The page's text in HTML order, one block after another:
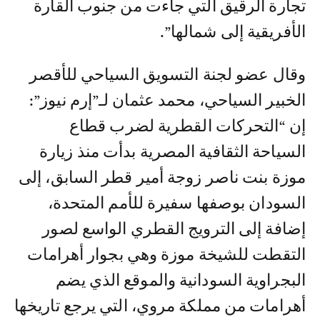
تجارة الرقيق التي جاءت من جنوب القارة
الأفريقية إلى شمالها”.
وقال عضو لجنة التسويق السياحي للأقصر
الخبير السياحي، محمد عثمان لـ”إرم نيوز”:
إن “التحركات القطرية لضرب قطاع
السياحة الثقافية المصرية بدأت منذ زيارة
موزة بنت ناصر زوجة أمير قطر السابق، إلى
السودان بوصفها سفيرة للأمم المتحدة،
إضافة إلى الترويج القطري الواسع لصور
التقطت للشيخة موزة وهي بجوار أهرامات
البجراوية السودانية والموقع الذي يضم
أهرامات من مملكة مروي، التي يرجع تاريخها